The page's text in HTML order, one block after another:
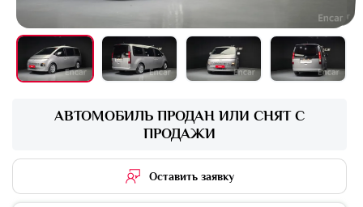
АВТОМОБИЛЬ ПРОДАН ИЛИ СНЯТ С
ПРОДАЖИ
Оставить заявку